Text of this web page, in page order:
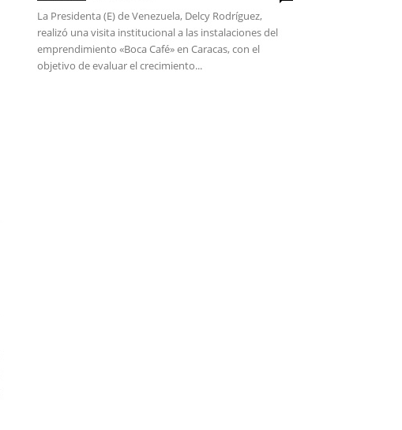
La Presidenta (E) de Venezuela, Delcy Rodríguez,
realizó una visita institucional a las instalaciones del
emprendimiento «Boca Café» en Caracas, con el
objetivo de evaluar el crecimiento...